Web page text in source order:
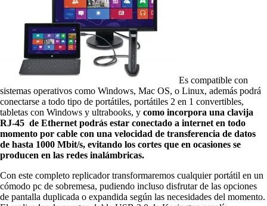
Es compatible con
sistemas operativos como Windows, Mac OS, o Linux, además podrá
conectarse a todo tipo de portátiles, portátiles 2 en 1 convertibles,
tabletas con Windows y ultrabooks, y como incorpora una clavija
RJ-45 de Ethernet podrás estar conectado a internet en todo
momento por cable con una velocidad de transferencia de datos
de hasta 1000 Mbit/s, evitando los cortes que en ocasiones se
producen en las redes inalámbricas.
Con este completo replicador transformaremos cualquier portátil en un
cómodo pc de sobremesa, pudiendo incluso disfrutar de las opciones
de pantalla duplicada o expandida según las necesidades del momento.